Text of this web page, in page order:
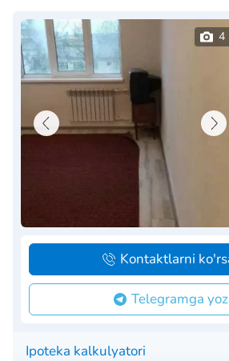
Ipoteka kalkulyatori
4
Telegramga
Kontaktlarni